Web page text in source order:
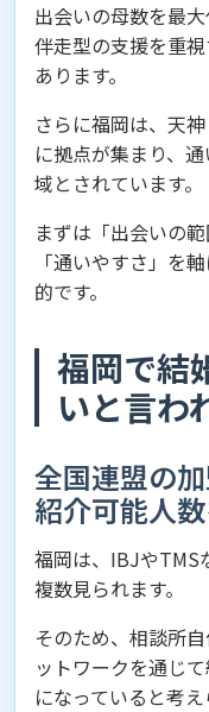
出会いの母数を最
伴走型の支援を重
あります。
さらに福岡は、天
に拠点が集まり、
域とされています。
まずは「出会いの
「通いやすさ」を
的です。
福岡で結
いと言わ
全国連盟の
紹介可能人
福岡は、IBJやTMS
複数見られます。
そのため、相談所
ットワークを通じ
になっていると考え